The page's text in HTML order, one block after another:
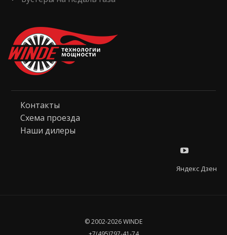
Контакты
Схема проезда
Наши дилеры
Яндекс Дзен
© 2002-2026 WINDE